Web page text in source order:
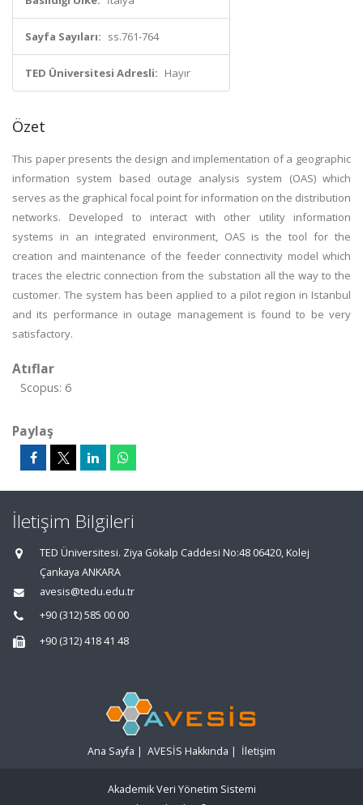
Sayfa Sayıları: ss.761-764
TED Üniversitesi Adresli: Hayır
Özet
This paper presents the design and implementation of a geographic
information system based outage analysis system (OAS) which
serves as the graphical focal point for information on the distribution
networks. Developed to interact with other utility information
systems in an integrated environment, OAS is the tool for the
creation and maintenance of the feeder connectivity model which
traces the electric connection from the substation all the way to the
customer. The system has been applied to a pilot region in Istanbul
and its performance in outage management is found to be very
satisfactory.
Atıflar
Scopus: 6
Paylaş
İletişim Bilgileri
TED Üniversitesi. Ziya Gökalp Caddesi No:48 06420, Kolej
Çankaya ANKARA
avesis@tedu.edu.tr
+90 (312) 585 00 00
+90 (312) 418 41 48
Ana Sayfa | AVESİS Hakkında | İletişim
Akademik Veri Yönetim Sistemi